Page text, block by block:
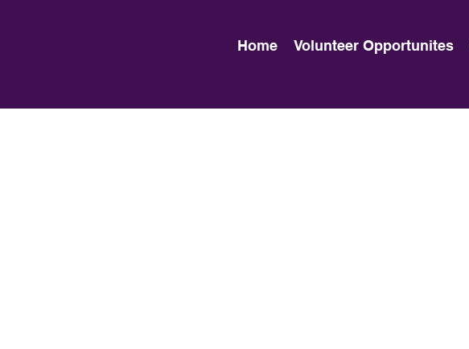
Home Volunteer Opportunites